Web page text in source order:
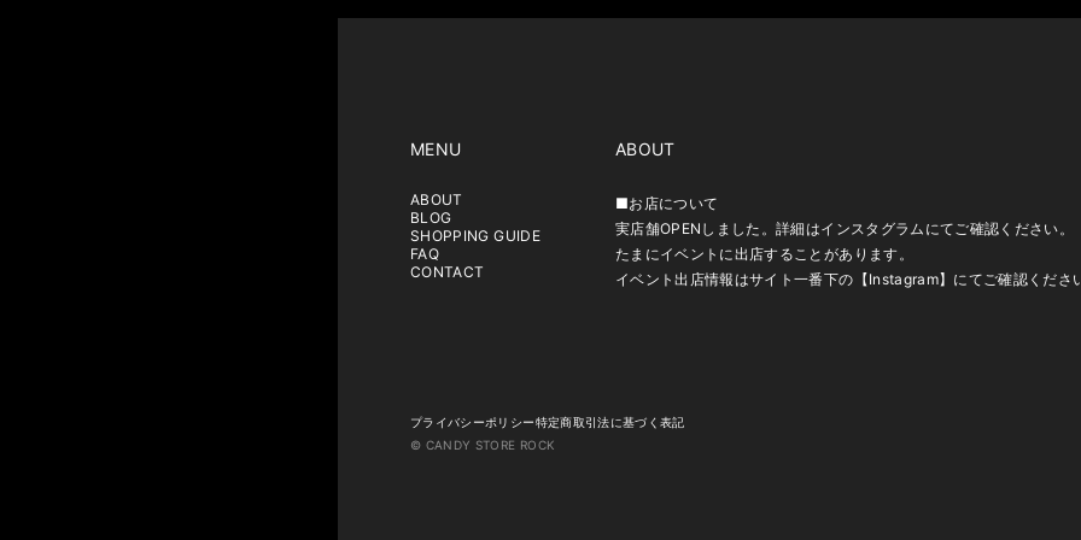
ABOUT
■お店について
実店舗OPENしました。詳細はインスタグラムにてご確認ください。
たまにイベントに出店することがあります。
イベント出店情報はサイト一番下の【Instagram】にてご確認くださ
MENU
ABOUT
BLOG
SHOPPING GUIDE
FAQ
CONTACT
プライバシーポリシー特定商取引法に基づく表記
© CANDY STORE ROCK